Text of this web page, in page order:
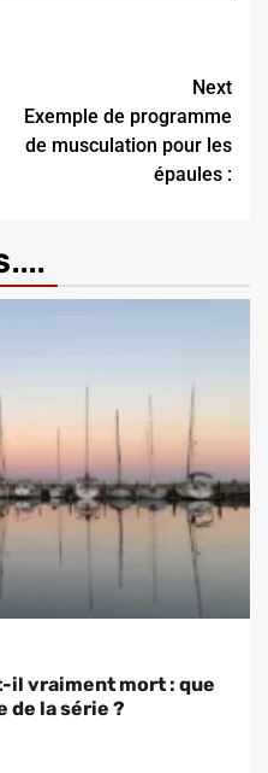
Next
Exemple de programme
de musculation pour les
épaules :
il vraiment mort : que
de la série ?